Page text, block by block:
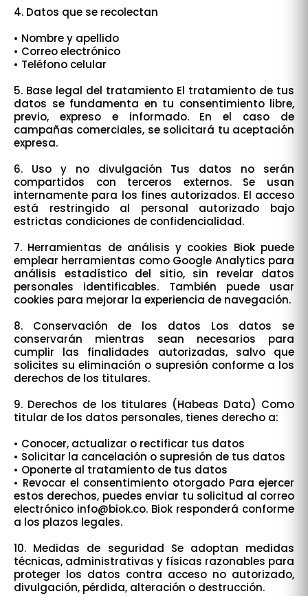
4. Datos que se recolectan
• Nombre y apellido
• Correo electrónico
• Teléfono celular
5. Base legal del tratamiento El tratamiento de tus
datos se fundamenta en tu consentimiento libre,
previo, expreso e informado. En el caso de
campañas comerciales, se solicitará tu aceptación
expresa.
6. Uso y no divulgación Tus datos no serán
compartidos con terceros externos. Se usan
internamente para los fines autorizados. El acceso
está restringido al personal autorizado bajo
estrictas condiciones de confidencialidad.
7. Herramientas de análisis y cookies Biok puede
emplear herramientas como Google Analytics para
análisis estadístico del sitio, sin revelar datos
personales identificables. También puede usar
cookies para mejorar la experiencia de navegación.
8. Conservación de los datos Los datos se
conservarán mientras sean necesarios para
cumplir las finalidades autorizadas, salvo que
solicites su eliminación o supresión conforme a los
derechos de los titulares.
9. Derechos de los titulares (Habeas Data) Como
titular de los datos personales, tienes derecho a:
• Conocer, actualizar o rectificar tus datos
• Solicitar la cancelación o supresión de tus datos
• Oponerte al tratamiento de tus datos
• Revocar el consentimiento otorgado Para ejercer
estos derechos, puedes enviar tu solicitud al correo
electrónico info@biok.co. Biok responderá conforme
a los plazos legales.
10. Medidas de seguridad Se adoptan medidas
técnicas, administrativas y físicas razonables para
proteger los datos contra acceso no autorizado,
divulgación, pérdida, alteración o destrucción.